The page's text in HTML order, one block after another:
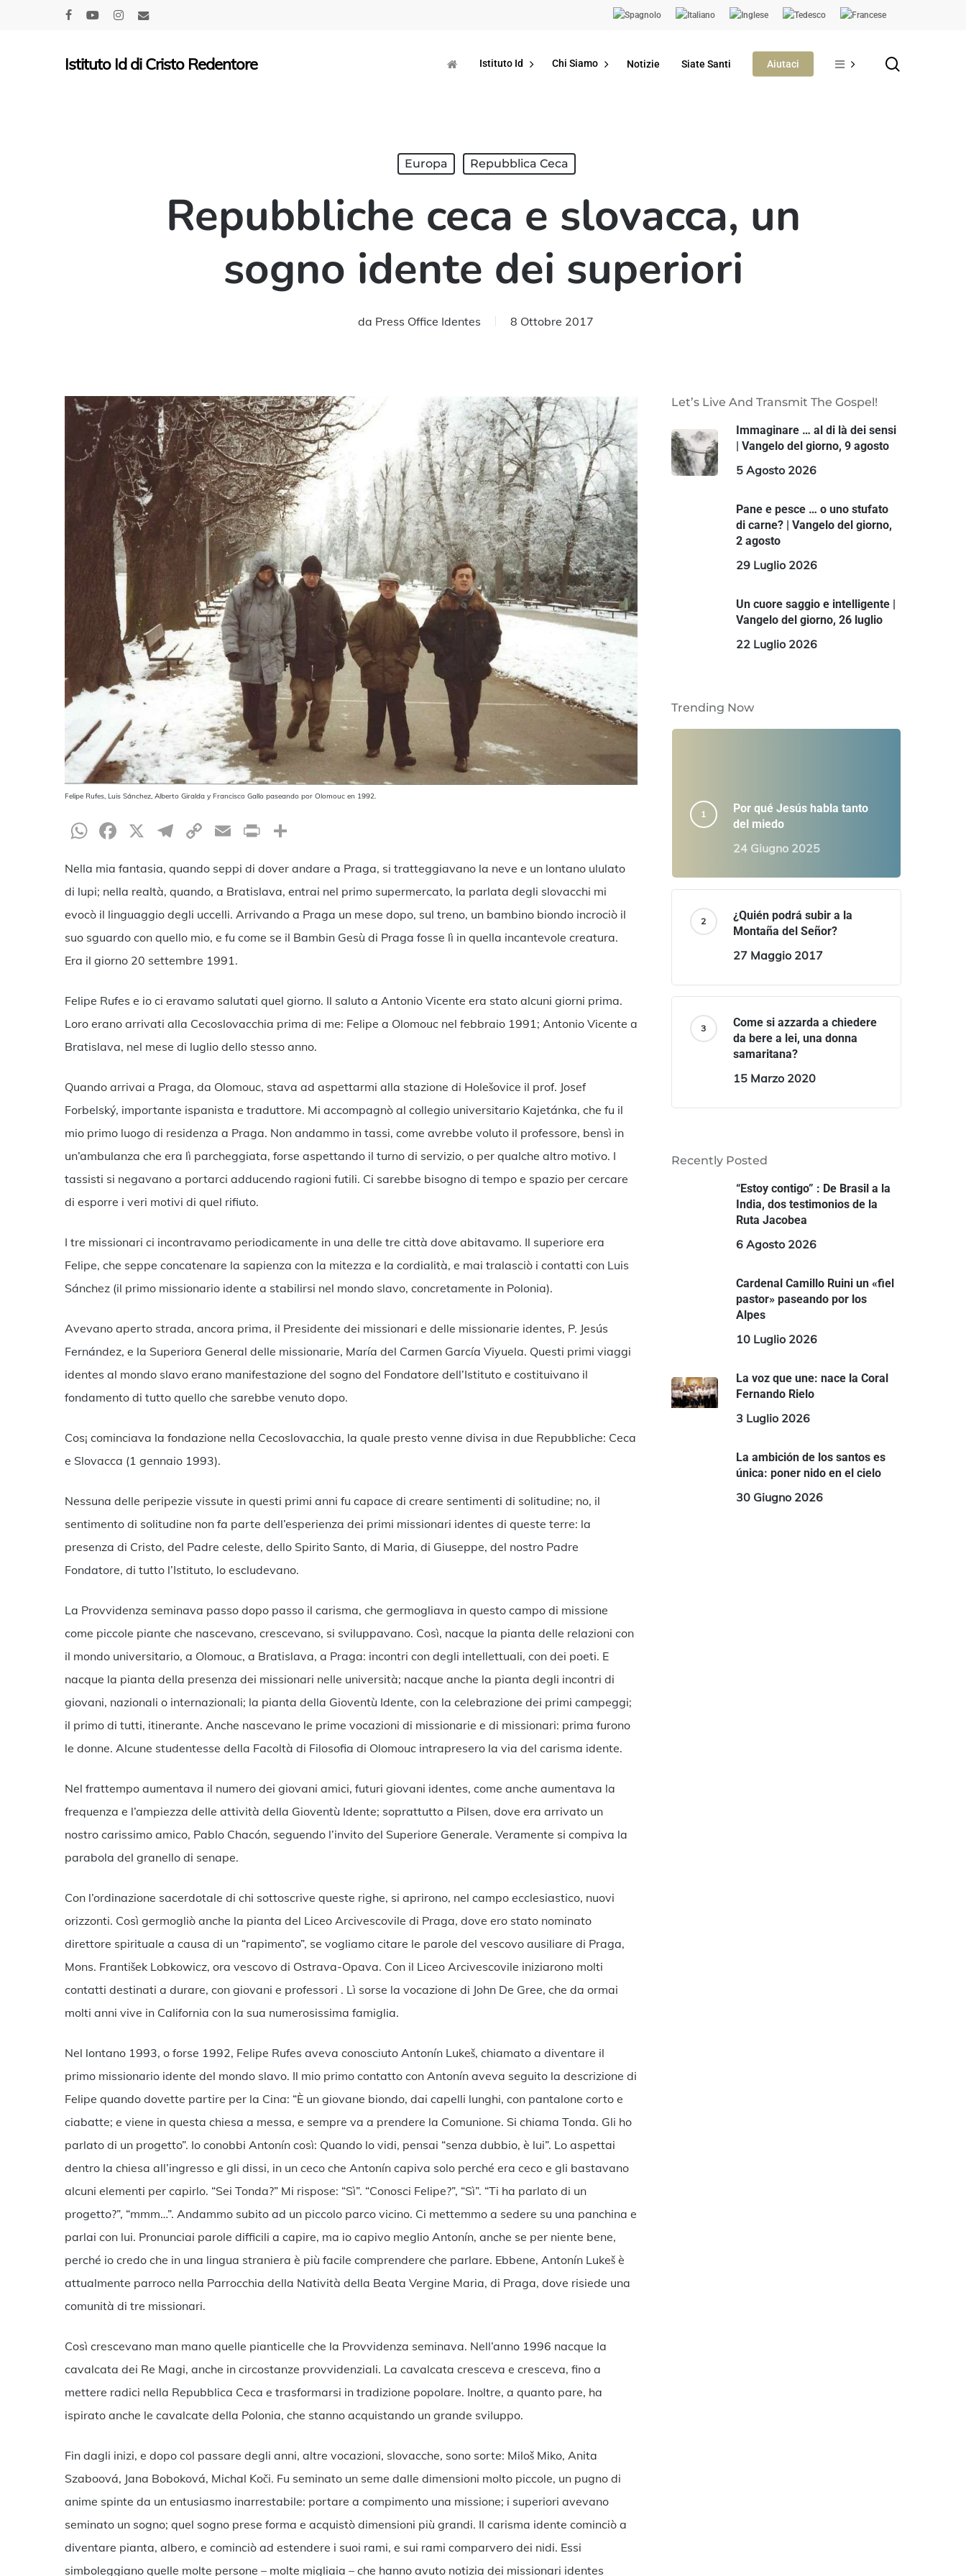
Hit enter to search or ESC to close
Istituto Id di Cristo Redentore Istituto Id Chi Siamo Notizie Siate Santi Aiutaci
Europa Repubblica Ceca
Repubbliche ceca e slovacca, un
sogno idente dei superiori
da Press Office Identes 8 Ottobre 2017
Felipe Rufes, Luis Sánchez, Alberto Giralda y Francisco Gallo paseando por Olomouc en 1992.
WhatsApp
Facebook
X Telegram
CopyEmailPrint
Nella mia fantasia, quando seppi di dover andare a Praga, si tratteggiavano la neve e un lontano ululato
di lupi; nella realtà, quando, a Bratislava, entrai nel primo supermercato, la parlata degli slovacchi mi
evocò il linguaggio degli uccelli. Arrivando a Praga un mese dopo, sul treno, un bambino biondo incrociò il
suo sguardo con quello mio, e fu come se il Bambin Gesù di Praga fosse lì in quella incantevole creatura.
Era il giorno 20 settembre 1991.
Felipe Rufes e io ci eravamo salutati quel giorno. Il saluto a Antonio Vicente era stato alcuni giorni prima.
Loro erano arrivati alla Cecoslovacchia prima di me: Felipe a Olomouc nel febbraio 1991; Antonio Vicente a
Bratislava, nel mese di luglio dello stesso anno.
Quando arrivai a Praga, da Olomouc, stava ad aspettarmi alla stazione di Holešovice il prof. Josef
Forbelský, importante ispanista e traduttore. Mi accompagnò al collegio universitario Kajetánka, che fu il
mio primo luogo di residenza a Praga. Non andammo in tassi, come avrebbe voluto il professore, bensì in
un’ambulanza che era lì parcheggiata, forse aspettando il turno di servizio, o per qualche altro motivo. I
tassisti si negavano a portarci adducendo ragioni futili. Ci sarebbe bisogno di tempo e spazio per cercare
di esporre i veri motivi di quel rifiuto.
I tre missionari ci incontravamo periodicamente in una delle tre città dove abitavamo. Il superiore era
Felipe, che seppe concatenare la sapienza con la mitezza e la cordialità, e mai tralasciò i contatti con Luis
Sánchez (il primo missionario idente a stabilirsi nel mondo slavo, concretamente in Polonia).
Avevano aperto strada, ancora prima, il Presidente dei missionari e delle missionarie identes, P. Jesús
Fernández, e la Superiora General delle missionarie, María del Carmen García Viyuela. Questi primi viaggi
identes al mondo slavo erano manifestazione del sogno del Fondatore dell’Istituto e costituivano il
fondamento di tutto quello che sarebbe venuto dopo.
Cos¡ cominciava la fondazione nella Cecoslovacchia, la quale presto venne divisa in due Repubbliche: Ceca
e Slovacca (1 gennaio 1993).
Nessuna delle peripezie vissute in questi primi anni fu capace di creare sentimenti di solitudine; no, il
sentimento di solitudine non fa parte dell’esperienza dei primi missionari identes di queste terre: la
presenza di Cristo, del Padre celeste, dello Spirito Santo, di Maria, di Giuseppe, del nostro Padre
Fondatore, di tutto l’Istituto, lo escludevano.
La Provvidenza seminava passo dopo passo il carisma, che germogliava in questo campo di missione
come piccole piante che nascevano, crescevano, si sviluppavano. Così, nacque la pianta delle relazioni con
il mondo universitario, a Olomouc, a Bratislava, a Praga: incontri con degli intellettuali, con dei poeti. E
nacque la pianta della presenza dei missionari nelle università; nacque anche la pianta degli incontri di
giovani, nazionali o internazionali; la pianta della Gioventù Idente, con la celebrazione dei primi campeggi;
il primo di tutti, itinerante. Anche nascevano le prime vocazioni di missionarie e di missionari: prima furono
le donne. Alcune studentesse della Facoltà di Filosofia di Olomouc intrapresero la via del carisma idente.
Nel frattempo aumentava il numero dei giovani amici, futuri giovani identes, come anche aumentava la
frequenza e l’ampiezza delle attività della Gioventù Idente; soprattutto a Pilsen, dove era arrivato un
nostro carissimo amico, Pablo Chacón, seguendo l’invito del Superiore Generale. Veramente si compiva la
parabola del granello di senape.
Con l’ordinazione sacerdotale di chi sottoscrive queste righe, si aprirono, nel campo ecclesiastico, nuovi
orizzonti. Così germogliò anche la pianta del Liceo Arcivescovile di Praga, dove ero stato nominato
direttore spirituale a causa di un “rapimento”, se vogliamo citare le parole del vescovo ausiliare di Praga,
Mons. František Lobkowicz, ora vescovo di Ostrava-Opava. Con il Liceo Arcivescovile iniziarono molti
contatti destinati a durare, con giovani e professori . Lì sorse la vocazione di John De Gree, che da ormai
molti anni vive in California con la sua numerosissima famiglia.
Nel lontano 1993, o forse 1992, Felipe Rufes aveva conosciuto Antonín Lukeš, chiamato a diventare il
primo missionario idente del mondo slavo. Il mio primo contatto con Antonín aveva seguito la descrizione di
Felipe quando dovette partire per la Cina: “È un giovane biondo, dai capelli lunghi, con pantalone corto e
ciabatte; e viene in questa chiesa a messa, e sempre va a prendere la Comunione. Si chiama Tonda. Gli ho
parlato di un progetto”. Io conobbi Antonín così: Quando lo vidi, pensai “senza dubbio, è lui”. Lo aspettai
dentro la chiesa all’ingresso e gli dissi, in un ceco che Antonín capiva solo perché era ceco e gli bastavano
alcuni elementi per capirlo. “Sei Tonda?” Mi rispose: “Sì”. “Conosci Felipe?”, “Sì”. “Ti ha parlato di un
progetto?”, “mmm…”. Andammo subito ad un piccolo parco vicino. Ci mettemmo a sedere su una panchina e
parlai con lui. Pronunciai parole difficili a capire, ma io capivo meglio Antonín, anche se per niente bene,
perché io credo che in una lingua straniera è più facile comprendere che parlare. Ebbene, Antonín Lukeš è
attualmente parroco nella Parrocchia della Natività della Beata Vergine Maria, di Praga, dove risiede una
comunità di tre missionari.
Così crescevano man mano quelle pianticelle che la Provvidenza seminava. Nell’anno 1996 nacque la
cavalcata dei Re Magi, anche in circostanze provvidenziali. La cavalcata cresceva e cresceva, fino a
mettere radici nella Repubblica Ceca e trasformarsi in tradizione popolare. Inoltre, a quanto pare, ha
ispirato anche le cavalcate della Polonia, che stanno acquistando un grande sviluppo.
Fin dagli inizi, e dopo col passare degli anni, altre vocazioni, slovacche, sono sorte: Miloš Miko, Anita
Szaboová, Jana Boboková, Michal Koči. Fu seminato un seme dalle dimensioni molto piccole, un pugno di
anime spinte da un entusiasmo inarrestabile: portare a compimento una missione; i superiori avevano
seminato un sogno; quel sogno prese forma e acquistò dimensioni più grandi. Il carisma idente cominciò a
diventare pianta, albero, e cominciò ad estendere i suoi rami, e sui rami comparvero dei nidi. Essi
simboleggiano quelle molte persone – molte migliaia – che hanno avuto notizia dei missionari identes
Let’s Live And Transmit The Gospel!
Immaginare … al di là dei sensi
| Vangelo del giorno, 9 agosto
5 Agosto 2026
Pane e pesce … o uno stufato
di carne? | Vangelo del giorno,
2 agosto
29 Luglio 2026
Un cuore saggio e intelligente |
Vangelo del giorno, 26 luglio
22 Luglio 2026
Trending Now
Por qué Jesús habla tanto
del miedo
24 Giugno 2025
¿Quién podrá subir a la
Montaña del Señor?
27 Maggio 2017
Come si azzarda a chiedere
da bere a lei, una donna
samaritana?
15 Marzo 2020
Recently Posted
“Estoy contigo” : De Brasil a la
India, dos testimonios de la
Ruta Jacobea
6 Agosto 2026
Cardenal Camillo Ruini un «fiel
pastor» paseando por los
Alpes
10 Luglio 2026
La voz que une: nace la Coral
Fernando Rielo
3 Luglio 2026
La ambición de los santos es
única: poner nido en el cielo
30 Giugno 2026